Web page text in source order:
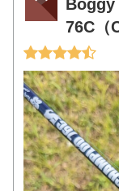
76C（